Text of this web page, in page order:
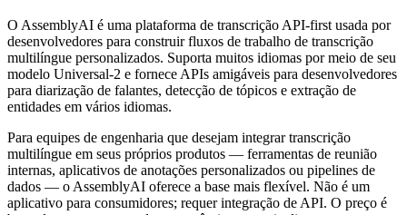
O AssemblyAI é uma plataforma de transcrição API-first usada por
desenvolvedores para construir fluxos de trabalho de transcrição
multilíngue personalizados. Suporta muitos idiomas por meio de seu
modelo Universal-2 e fornece APIs amigáveis para desenvolvedores
para diarização de falantes, detecção de tópicos e extração de
entidades em vários idiomas.
Para equipes de engenharia que desejam integrar transcrição
multilíngue em seus próprios produtos — ferramentas de reunião
internas, aplicativos de anotações personalizados ou pipelines de
dados — o AssemblyAI oferece a base mais flexível. Não é um
aplicativo para consumidores; requer integração de API. O preço é